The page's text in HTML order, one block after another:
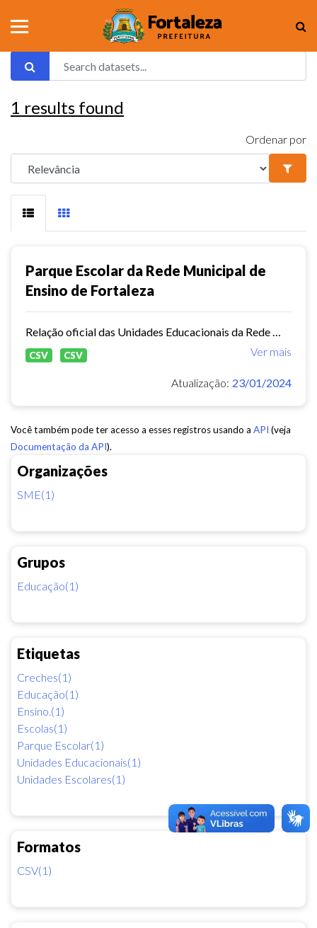
Organizações
SME(1)
Grupos
Educação(1)
Etiquetas
Creches(1)
Educação(1)
Ensino.(1)
Escolas(1)
Parque Escolar(1)
Unidades Educacionais(1)
Unidades Escolares(1)
Formatos
CSV(1)
1 results found
Ordenar por
Parque Escolar da Rede Municipal de
Ensino de Fortaleza
Ver mais
CSV CSV
Atualização: 23/01/2024
Você também pode ter acesso a esses registros usando a API (veja
Documentação da API).